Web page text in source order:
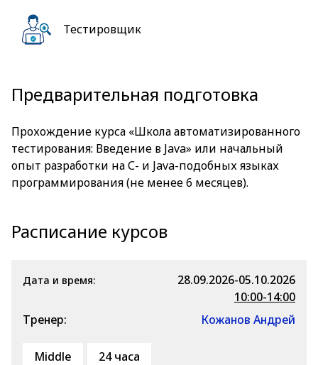
Тестировщик
Предварительная подготовка
Прохождение курса «Школа автоматизированного
тестирования: Введение в Java» или начальный
опыт разработки на С- и Java-подобных языках
программирования (не менее 6 месяцев).
Расписание курсов
Дата и время:
28.09.2026-05.10.2026
10:00-14:00
Тренер:
Кожанов Андрей
Middle 24 часа